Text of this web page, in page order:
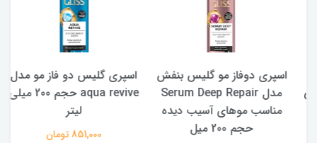
اسپری دوفاز مو گلیس بنفش
مدل Serum Deep Repair
مناسب موهای آسیب دیده
حجم 200 میل
اسپری گلیس دو فاز مو مدل
aqua revive حجم 200 میلی
لیتر
851,000 تومان